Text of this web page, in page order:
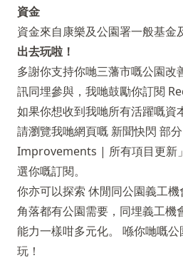
資金
資金來自康樂及公園署一般基金
出去玩啦！
多謝你支持你哋三藩市嘅公園改
訊同埋參與，我哋鼓勵你訂閱
如果你想收到我哋所有活躍嘅資
請瀏覽我哋網頁嘅 新聞快閃 部
Improvements | 所有項目更新
選你嘅訂閱。
你亦可以探索 休閒同公園義工機
角落都有公園需要，同埋義工機
能力一樣咁多元化。 喺你哋嘅
玩！